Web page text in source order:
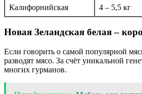
Калифорнийская 4 – 5,5 кг
Новая Зеландская белая –
Если говорить о самой популярной
разводят мясо. За счёт уникальной
многих гурманов.